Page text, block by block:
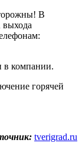
В
выхода
в компании.
горячей
tverigrad.ru